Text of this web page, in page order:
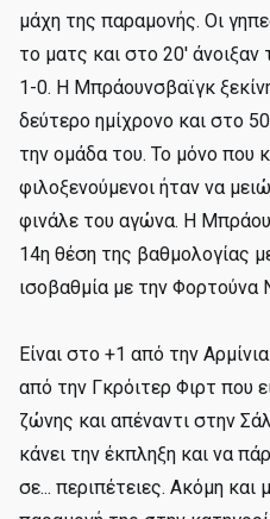
μάχη της παραμονής. Οι
το ματς και στο 20' άνοιξαν
1-0. Η Μπράουνσβαϊγκ
δεύτερο ημίχρονο και στο
την ομάδα του. Το μόνο που
φιλοξενούμενοι ήταν να
φινάλε του αγώνα. Η
14η θέση της βαθμολογίας
ισοβαθμία με την Φορτούνα
Είναι στο +1 από την
από την Γκρόιτερ Φιρτ που
ζώνης και απέναντι στην
κάνει την έκπληξη και να
σε... περιπέτειες. Ακόμη και